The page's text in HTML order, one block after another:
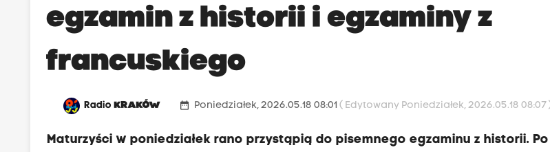
egzamin z historii i egzaminy z
francuskiego
RadioKRAKÓW date_range Poniedziałek, 2026.05.18 08:01( Edytowany Poniedziałek, 2026.05.18 08:07
Maturzyści w poniedziałek rano przystąpią do pisemnego egzaminu z historii. Po